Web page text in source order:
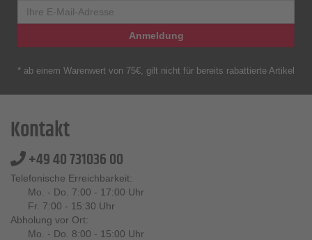
Anmeldung
* ab einem Warenwert von 75€, gilt nicht für bereits rabattierte Artikel
Kontakt
+49 40 731036 00
Telefonische Erreichbarkeit:
Mo. - Do. 7:00 - 17:00 Uhr
Fr. 7:00 - 15:30 Uhr
Abholung vor Ort:
Mo. - Do. 8:00 - 15:00 Uhr